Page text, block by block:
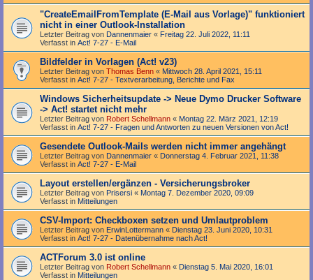
"Create­Email­From­Template (E-Mail aus Vorlage)" funktioniert
nicht in einer Outlook-Installation
Letzter Beitrag von Dannenmaier « Freitag 22. Juli 2022, 11:11
Verfasst in Act! 7-27 - E-Mail
Bildfelder in Vorlagen (Act! v23)
Letzter Beitrag von Thomas Benn « Mittwoch 28. April 2021, 15:11
Verfasst in Act! 7-27 - Text­­ver­arbei­tung, Berichte und Fax
Windows Sicherheitsupdate -> Neue Dymo Drucker Software
-> Act! startet nicht mehr
Letzter Beitrag von Robert Schellmann « Montag 22. März 2021, 12:19
Verfasst in Act! 7-27 - Fragen und Antworten zu neuen Versionen von Act!
Gesendete Outlook-Mails werden nicht immer angehängt
Letzter Beitrag von Dannenmaier « Donnerstag 4. Februar 2021, 11:38
Verfasst in Act! 7-27 - E-Mail
Layout erstellen/ergänzen - Versicherungsbroker
Letzter Beitrag von Prisersi « Montag 7. Dezember 2020, 09:09
Verfasst in Mitteilungen
CSV-Import: Checkboxen setzen und Umlautproblem
Letzter Beitrag von ErwinLottermann « Dienstag 23. Juni 2020, 10:31
Verfasst in Act! 7-27 - Datenübernahme nach Act!
ACTForum 3.0 ist online
Letzter Beitrag von Robert Schellmann « Dienstag 5. Mai 2020, 16:01
Verfasst in Mitteilungen